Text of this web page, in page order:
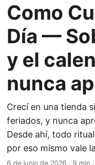
Como
Día —
y el
nunca
Crecí en una tienda
feriados, y nunca
Desde ahí, todo
por eso mismo vale
6 de junio de 2026 · 9 min ·